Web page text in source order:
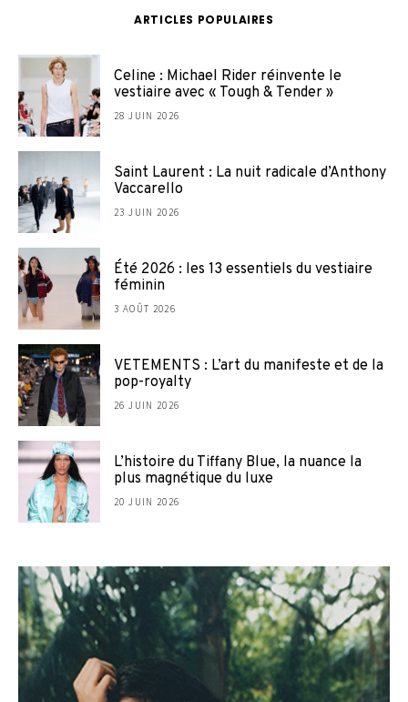
ARTICLES POPULAIRES
Celine : Michael Rider réinvente le
vestiaire avec « Tough & Tender »
28 JUIN 2026
Saint Laurent : La nuit radicale d’Anthony
Vaccarello
23 JUIN 2026
Été 2026 : les 13 essentiels du vestiaire
féminin
3 AOÛT 2026
VETEMENTS : L’art du manifeste et de la
pop-royalty
26 JUIN 2026
L’histoire du Tiffany Blue, la nuance la
plus magnétique du luxe
20 JUIN 2026